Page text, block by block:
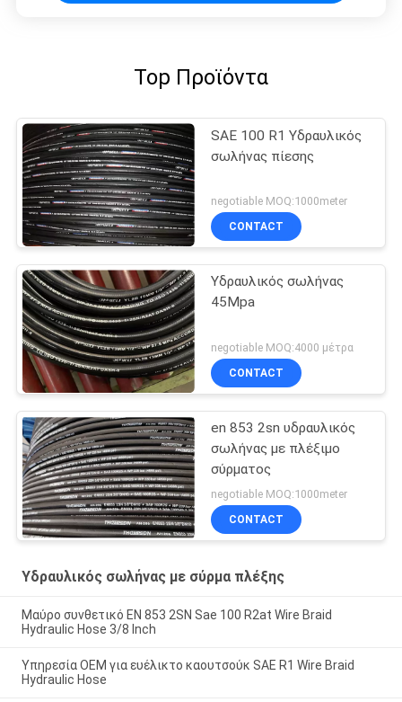
Top Προϊόντα
SAE 100 R1 Υδραυλικός
σωλήνας πίεσης
negotiable MOQ:1000meter
CONTACT
Υδραυλικός σωλήνας
45Mpa
negotiable MOQ:4000 μέτρα
CONTACT
en 853 2sn υδραυλικός
σωλήνας με πλέξιμο
σύρματος
negotiable MOQ:1000meter
CONTACT
Υδραυλικός σωλήνας με σύρμα πλέξης
Μαύρο συνθετικό EN 853 2SN Sae 100 R2at Wire Braid
Hydraulic Hose 3/8 Inch
Υπηρεσία OEM για ευέλικτο καουτσούκ SAE R1 Wire Braid
Hydraulic Hose